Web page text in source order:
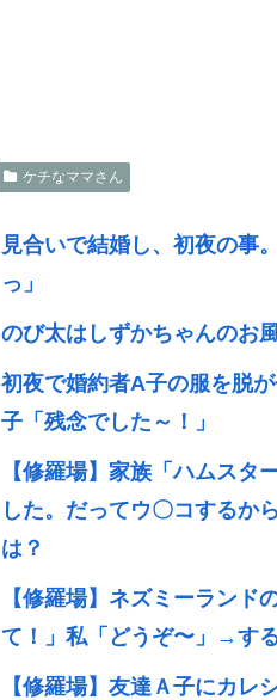
ケチなママさん
見合いで結婚し、初夜の事
っ」
のび太はしずかちゃんのお
初夜で婚約者A子の服を脱
子「残念でした～！」
【修羅場】家族「ハムス
した。だってウ〇コするか
は？
【修羅場】ネズミーランド
て！」私「どうぞ〜」→す
【修羅場】友達Ａ子にカレ